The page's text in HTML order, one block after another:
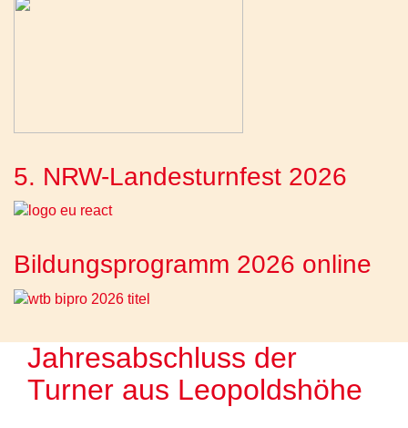
5. NRW-Landesturnfest 2026
Bildungsprogramm 2026 online
Jahresabschluss der
Turner aus Leopoldshöhe